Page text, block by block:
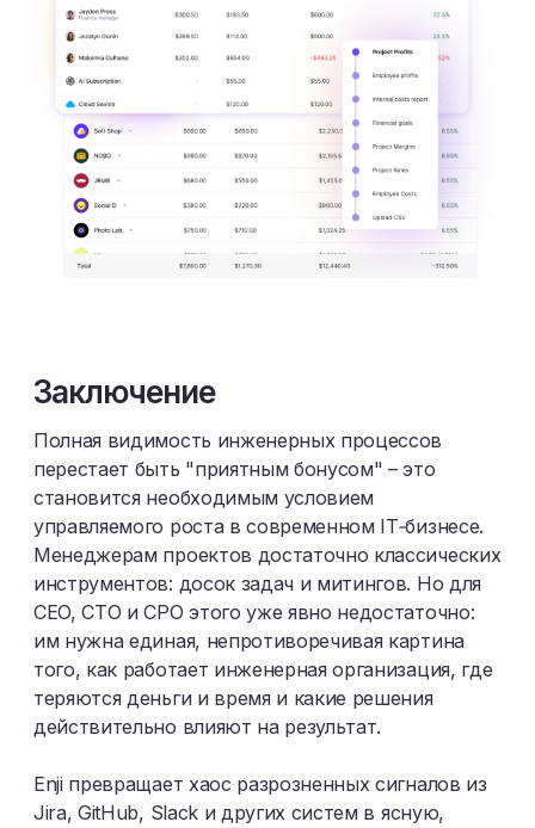
Заключение
Полная видимость инженерных процессов
перестает быть "приятным бонусом" – это
становится необходимым условием
управляемого роста в современном IT‑бизнесе.
Менеджерам проектов достаточно классических
инструментов: досок задач и митингов. Но для
CEO, CTO и CPO этого уже явно недостаточно:
им нужна единая, непротиворечивая картина
того, как работает инженерная организация, где
теряются деньги и время и какие решения
действительно влияют на результат.​
Enji превращает хаос разрозненных сигналов из
Jira, GitHub, Slack и других систем в ясную,